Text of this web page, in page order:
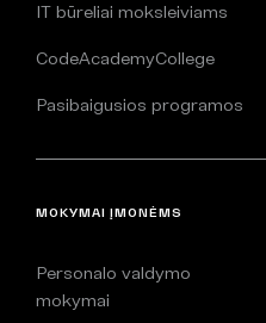
IT būreliai moksleiviams
CodeAcademyCollege
Pasibaigusios programos
MOKYMAI ĮMONĖMS
Personalo valdymo
mokymai